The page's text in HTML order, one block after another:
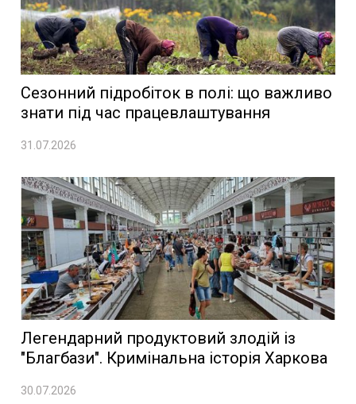
Сезонний підробіток в полі: що важливо
знати під час працевлаштування
31.07.2026
Легендарний продуктовий злодій із
"Благбази". Кримінальна історія Харкова
30.07.2026